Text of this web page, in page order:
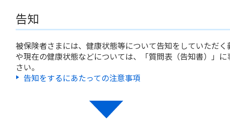
告知
被保険者さまには、健康状態等について告知をしていただ
や現在の健康状態などについては、「質問表（告知書）」
さい。
告知をするにあたっての注意事項